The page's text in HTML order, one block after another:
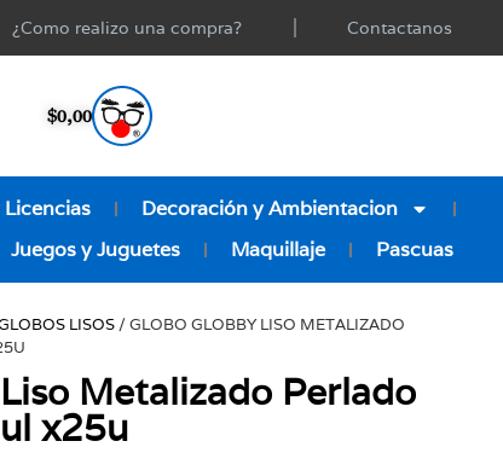
¿Como realizo una compra? Contactanos
$0,00
Licencias
Decoración y Ambientacion
Juegos y Juguetes Maquillaje Pascuas
LISOS/ GLOBO GLOBBY LISO METALIZADO
Metalizado Perlado
x25u